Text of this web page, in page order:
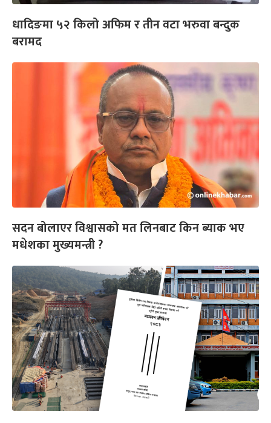
धादिङमा ५२ किलो अफिम र तीन वटा भरुवा बन्दुक
बरामद
सदन बोलाएर विश्वासको मत लिनबाट किन ब्याक भए
मधेशका मुख्यमन्त्री ?